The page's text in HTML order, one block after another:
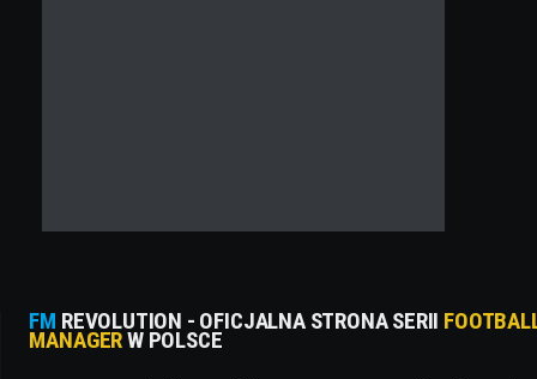
FM REVOLUTION - OFICJALNA STRONA SERII
MANAGERW POLSCE